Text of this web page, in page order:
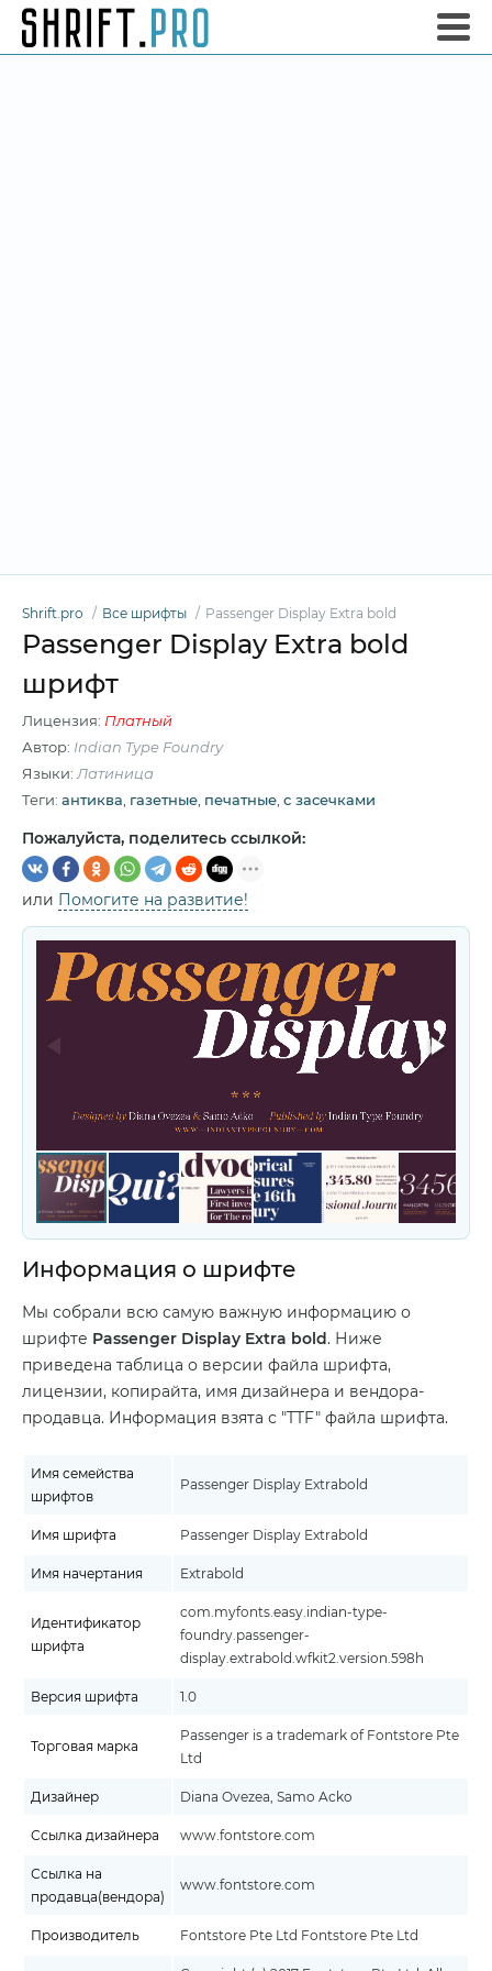
Shrift.pro Все шрифты Passenger Display Extra bold
Passenger Display Extra bold
шрифт
Лицензия: Платный
Автор: Indian Type Foundry
Языки: Латиница
Теги: антиква газетные печатные с засечками
Пожалуйста, поделитесь ссылкой:
или Помогите на развитие!
Информация о шрифте
Мы собрали всю самую важную информацию о
шрифте Passenger Display Extra bold. Ниже
приведена таблица о версии файла шрифта,
лицензии, копирайта, имя дизайнера и вендора-
продавца. Информация взята с "TTF" файла шрифта.
Имя семейства
шрифтов
Passenger Display Extrabold
Имя шрифта Passenger Display Extrabold
Имя начертания Extrabold
Идентификатор
шрифта
com.myfonts.easy.indian-type-
foundry.passenger-
display.extrabold.wfkit2.version.598h
Версия шрифта 1.0
Торговая марка
Passenger is a trademark of Fontstore Pte
Ltd
Дизайнер Diana Ovezea, Samo Acko
Ссылка дизайнера www.fontstore.com
Ссылка на
продавца(вендора)
www.fontstore.com
Производитель Fontstore Pte Ltd Fontstore Pte Ltd